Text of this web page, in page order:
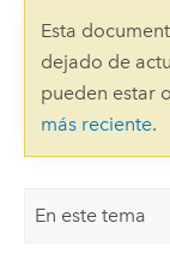
Esta
dejado de
pueden estar
más reciente.
En este tema